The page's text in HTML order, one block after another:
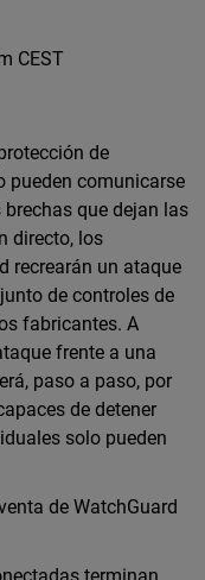
CEST
de
pueden comunicarse
que dejan las
directo, los
recrearán un ataque
de controles de
fabricantes. A
frente a una
paso a paso, por
de detener
solo pueden
de WatchGuard